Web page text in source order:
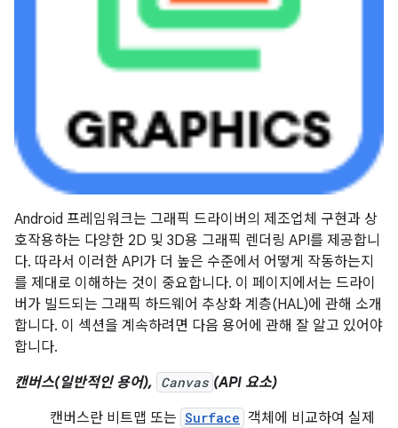
Android 프레임워크는 그래픽 드라이버의 제조업체 구현과 상
호작용하는 다양한 2D 및 3D용 그래픽 렌더링 API를 제공합니
다. 따라서 이러한 API가 더 높은 수준에서 어떻게 작동하는지
를 제대로 이해하는 것이 중요합니다. 이 페이지에서는 드라이
버가 빌드되는 그래픽 하드웨어 추상화 계층(HAL)에 관해 소개
합니다. 이 섹션을 계속하려면 다음 용어에 관해 잘 알고 있어야
합니다.
캔버스(일반적인 용어), Canvas (API 요소)
캔버스란 비트맵 또는 Surface 객체에 비교하여 실제